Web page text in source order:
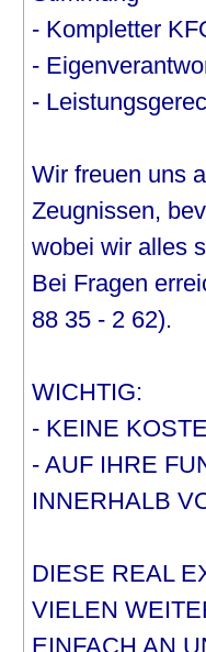
- Kompletter
-
-
Wir freuen uns
Zeugnissen,
wobei wir alles
Bei Fragen
88 35 - 2 62).
WICHTIG:
- KEINE
- AUF IHRE
INNERHALB
DIESE REAL
VIELEN
EINFACH AN